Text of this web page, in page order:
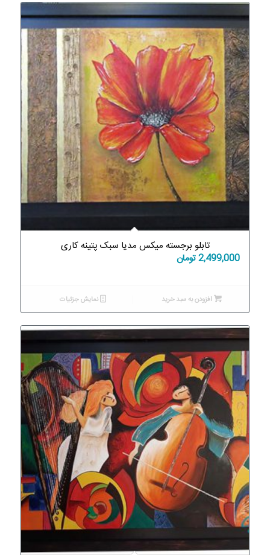
تابلو برجسته میکس مدیا سبک پتینه کاری
2,499,000تومان
افزودن به سبد خرید نمایش جزئیات